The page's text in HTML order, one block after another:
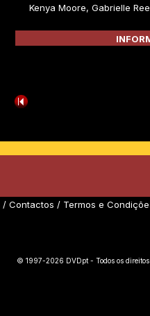
Kenya Moore, Gabrielle
/ Contactos / Termos e
© 1997-2026 DVDpt - Todos os direitos